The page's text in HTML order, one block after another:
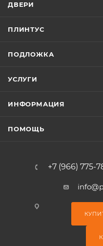
ДВЕРИ
ПЛИНТУС
ПОДЛОЖКА
УСЛУГИ
ИНФОРМАЦИЯ
ПОМОЩЬ
+7 (966) 775-